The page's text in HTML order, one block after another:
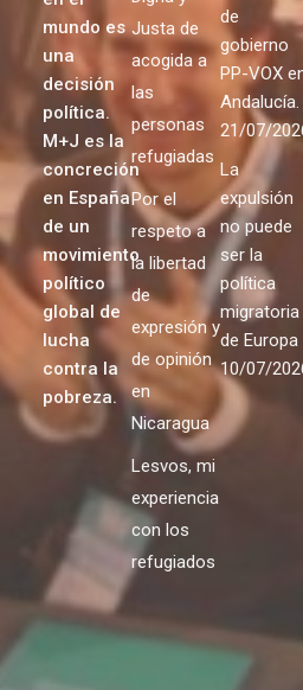
mundo es
una
decisión
política.
M+J es la
concreción
en España
de un
movimiento
político
global de
lucha
contra la
pobreza.
Justa de
acogida a
las
personas
refugiadas
Por el
respeto a
la libertad
de
expresión y
de opinión
en
Nicaragua
Lesvos, mi
experiencia
con los
refugiados
de
gobierno
PP-VOX
Andalucía.
21/07/
La
expulsión
no puede
ser la
política
migratoria
de Europa
10/07/